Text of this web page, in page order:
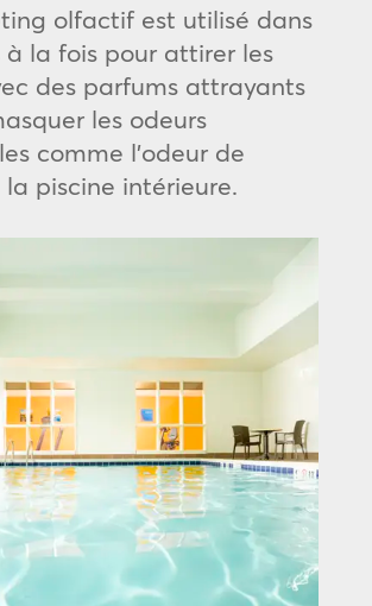
olfactif est utilisé dans
à la fois pour attirer les
des parfums attrayants
les odeurs
comme l’odeur de
piscine intérieure.